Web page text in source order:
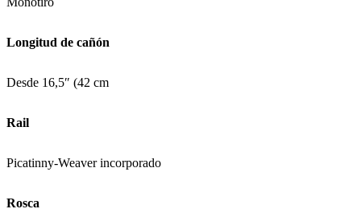
Longitud de cañón
Desde 16,5″ (42 cm
Rail
Picatinny-Weaver incorporado
Rosca